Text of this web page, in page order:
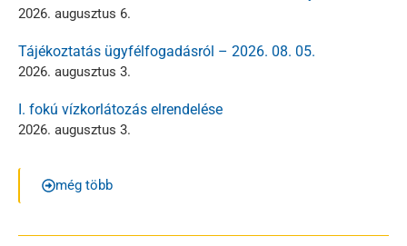
2026. augusztus 6.
Tájékoztatás ügyfélfogadásról – 2026. 08. 05.
2026. augusztus 3.
I. fokú vízkorlátozás elrendelése
2026. augusztus 3.
még több